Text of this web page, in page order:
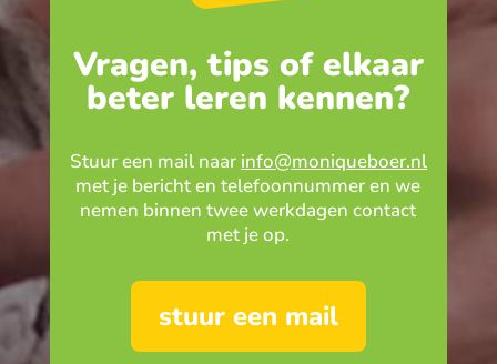
Vragen, tips of elkaar
beter leren kennen?
Stuur een mail naar info@moniqueboer.nl
met je bericht en telefoonnummer en we
nemen binnen twee werkdagen contact
met je op.
stuur een mail